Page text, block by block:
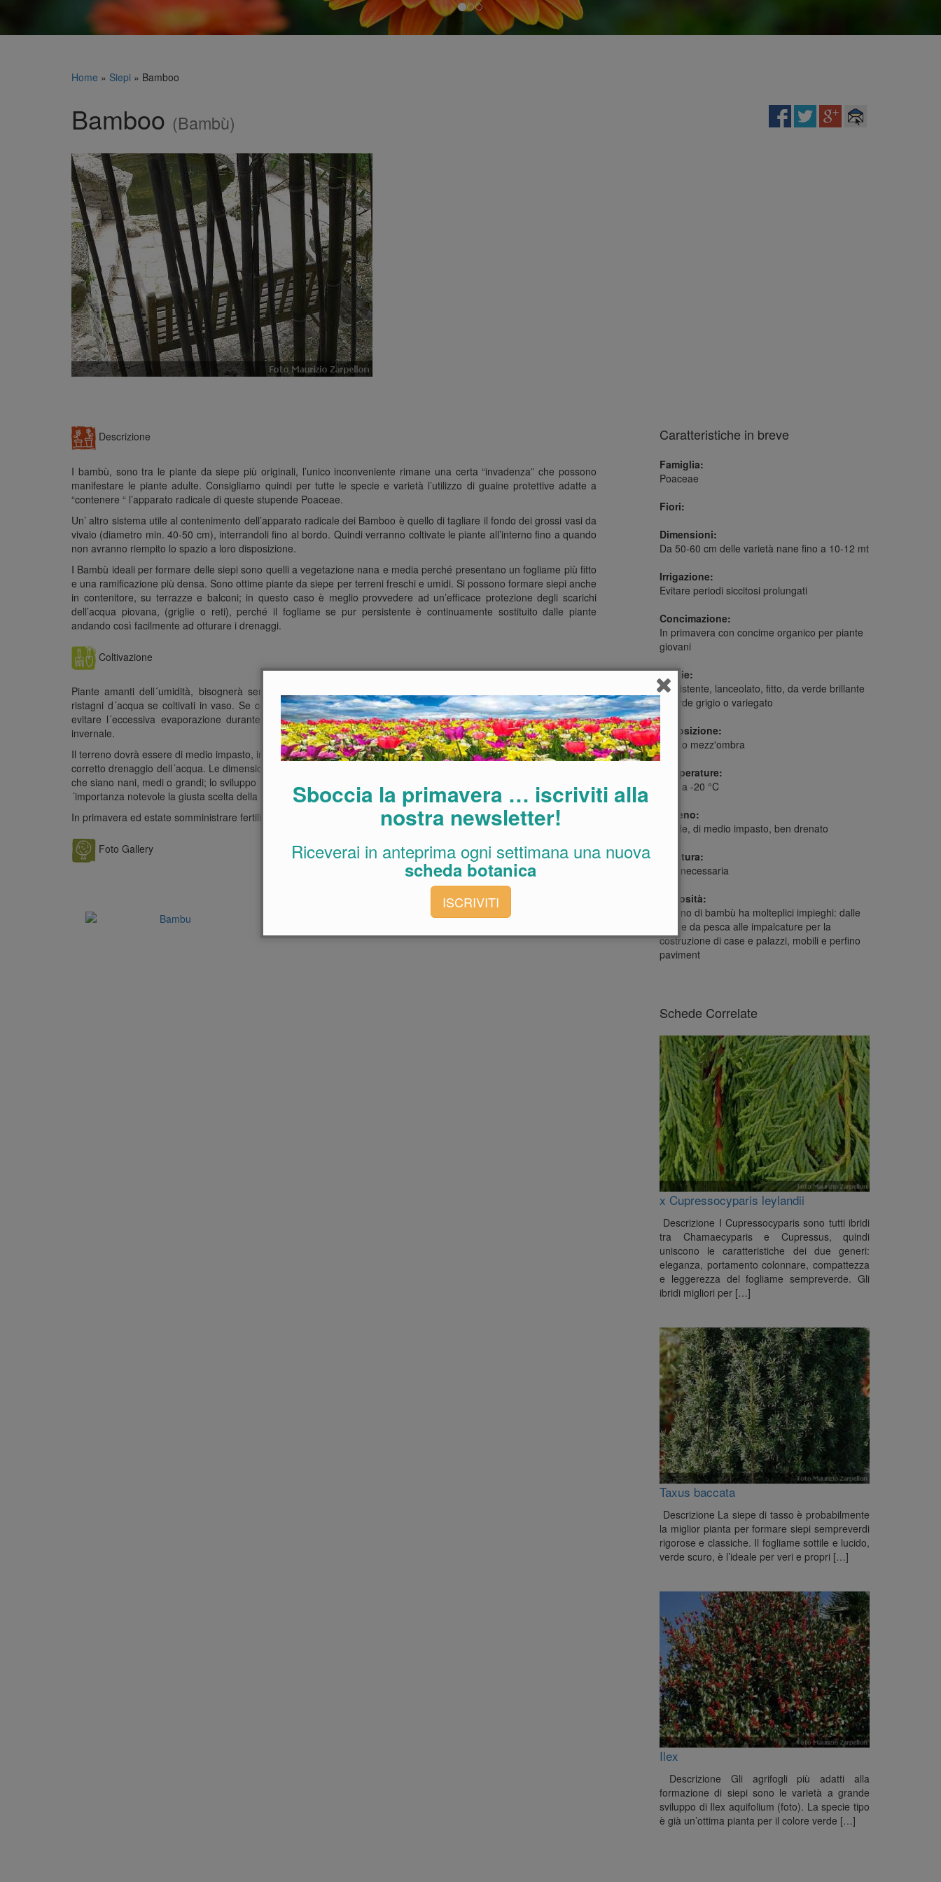
Home » Siepi » Bamboo
Bamboo (Bambù)
Descrizione
I bambù, sono tra le piante da siepe più originali, l’unico inconveniente rimane una certa “invadenza” che possono
manifestare le piante adulte. Consigliamo quindi per tutte le specie e varietà l’utilizzo di guaine protettive adatte a
“contenere “ l’apparato radicale di queste stupende Poaceae.
Un’ altro sistema utile al contenimento dell’apparato radicale dei Bamboo è quello di tagliare il fondo dei grossi vasi da
vivaio (diametro min. 40-50 cm), interrandoli fino al bordo. Quindi verranno coltivate le piante all’interno fino a quando
non avranno riempito lo spazio a loro disposizione.
I Bambù ideali per formare delle siepi sono quelli a vegetazione nana e media perché presentano un fogliame più fitto
e una ramificazione più densa. Sono ottime piante da siepe per terreni freschi e umidi. Si possono formare siepi anche
in contenitore, su terrazze e balconi; in questo caso è meglio provvedere ad un’efficace protezione degli scarichi
dell’acqua piovana, (griglie o reti), perché il fogliame se pur persistente è continuamente sostituito dalle piante
andando così facilmente ad otturare i drenaggi.
Coltivazione
Piante amanti dell´umidità, bisognerà sempre tenere costantemente umido il terreno circostante, evitando però i
ristagni d´acqua se coltivati in vaso. Se coltivati all´esterno, le foglie secche, permetteranno all´apparato radicale di
evitare l´eccessiva evaporazione durante il periodo estivo e serviranno come riparo dalle gelate per la stagione
invernale.
Il terreno dovrà essere di medio impasto, impiegando torba, terriccio e una parte di materiale grossolano per favorire il
corretto drenaggio dell´acqua. Le dimensioni e soprattutto la profondità dei vasi variano da specie a specie a seconda
che siano nani, medi o grandi; lo sviluppo radicale è di fondamentale importanza per queste piante e quindi riveste un
´importanza notevole la giusta scelta della grandezza.
In primavera ed estate somministrare fertilizzante liquido assieme all´acqua d´irrigazione.
Foto Gallery
Caratteristiche in breve
Famiglia:
Poaceae
Fiori:
Dimensioni:
Da 50-60 cm delle varietà nane fino a 10-12 mt
Irrigazione:
Evitare periodi siccitosi prolungati
Concimazione:
In primavera con concime organico per piante
giovani
Foglie:
Persistente, lanceolato, fitto, da verde brillante
a verde grigio o variegato
Esposizione:
Sole o mezz'ombra
Temperature:
Fino a -20 °C
Terreno:
Fertile, di medio impasto, ben drenato
Potatura:
Non necessaria
Curiosità:
Il legno di bambù ha molteplici impieghi: dalle
canne da pesca alle impalcature per la
costruzione di case e palazzi, mobili e perfino
paviment
Schede Correlate
x Cupressocyparis leylandii
Descrizione I Cupressocyparis sono tutti ibridi
tra Chamaecyparis e Cupressus, quindi
uniscono le caratteristiche dei due generi:
eleganza, portamento colonnare, compattezza
e leggerezza del fogliame sempreverde. Gli
ibridi migliori per […]
Taxus baccata
Descrizione La siepe di tasso è probabilmente
la miglior pianta per formare siepi sempreverdi
rigorose e classiche. Il fogliame sottile e lucido,
verde scuro, è l’ideale per veri e propri […]
Ilex
Descrizione Gli agrifogli più adatti alla
formazione di siepi sono le varietà a grande
sviluppo di Ilex aquifolium (foto). La specie tipo
è già un’ottima pianta per il colore verde […]
Sboccia la primavera … iscriviti alla
nostra newsletter!
Riceverai in anteprima ogni settimana una nuova
scheda botanica
ISCRIVITI